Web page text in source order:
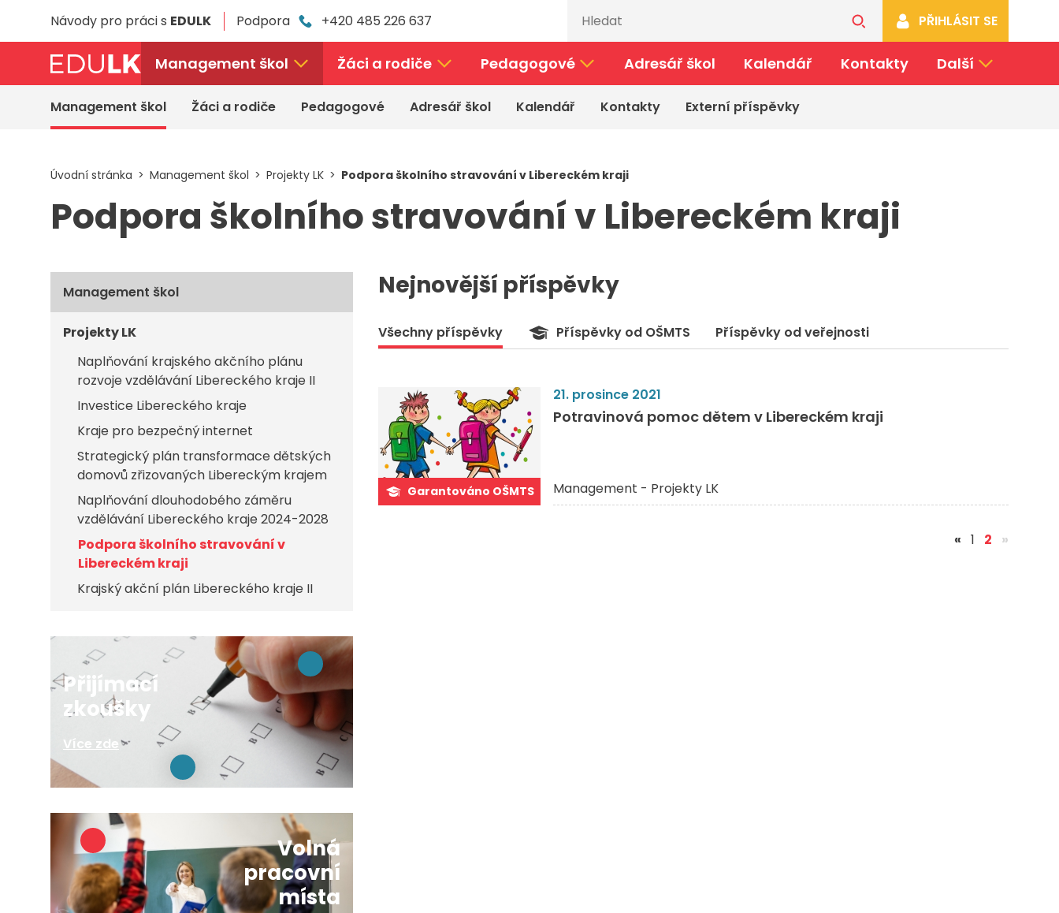
Návody pro práci s EDULK Podpora +420 485 226 637 PŘIHLÁSIT SE
Management škol Žáci a rodiče Pedagogové Adresář škol Kalendář Kontakty Další
Management škol Žáci a rodiče Pedagogové Adresář škol Kalendář Kontakty Externí příspěvky
Úvodní stránka Management škol Projekty LK Podpora školního stravování v Libereckém kraji
Podpora školního stravování v Libereckém kraji
Nejnovější příspěvky
Všechny příspěvky Příspěvky od OŠMTS Příspěvky od veřejnosti
Garantováno OŠMTS
21. prosince 2021
Potravinová pomoc dětem v Libereckém kraji
Management - Projekty LK
« 1 2 »
Management škol
Projekty LK
Naplňování krajského akčního plánu
rozvoje vzdělávání Libereckého kraje II
Investice Libereckého kraje
Kraje pro bezpečný internet
Strategický plán transformace dětských
domovů zřizovaných Libereckým krajem
Naplňování dlouhodobého záměru
vzdělávání Libereckého kraje 2024-2028
Podpora školního stravování v
Libereckém kraji
Krajský akční plán Libereckého kraje II
Přijímací
zkoušky
Více zde
Volná
pracovní
místa